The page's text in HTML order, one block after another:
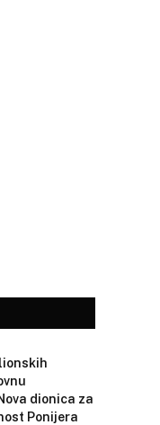
dionica za
Ponijera